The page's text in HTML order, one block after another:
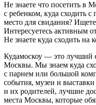
Не знаете что посетить в
с ребенком, куда сходить
место для свидания?
Интересуетесь активным
Не знаете куда сходить на
Кудамоскоу — это лучший
Москвы. Мы знаем куда
с парнем или большой
события, музеи и
и их родителей, лучшие
места Москвы, которые